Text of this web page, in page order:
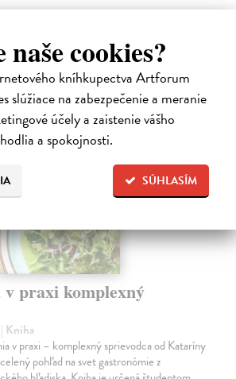
cookies?
kníhkupectva Artforum
slúžiace na zabezpečenie a meranie
účely a zaistenie vášho
a spokojnosti.
SÚHLASÍM
v praxi komplexný
| Kniha
v praxi – komplexný sprievodca od Kataríny
pohľad na svet gastronómie z